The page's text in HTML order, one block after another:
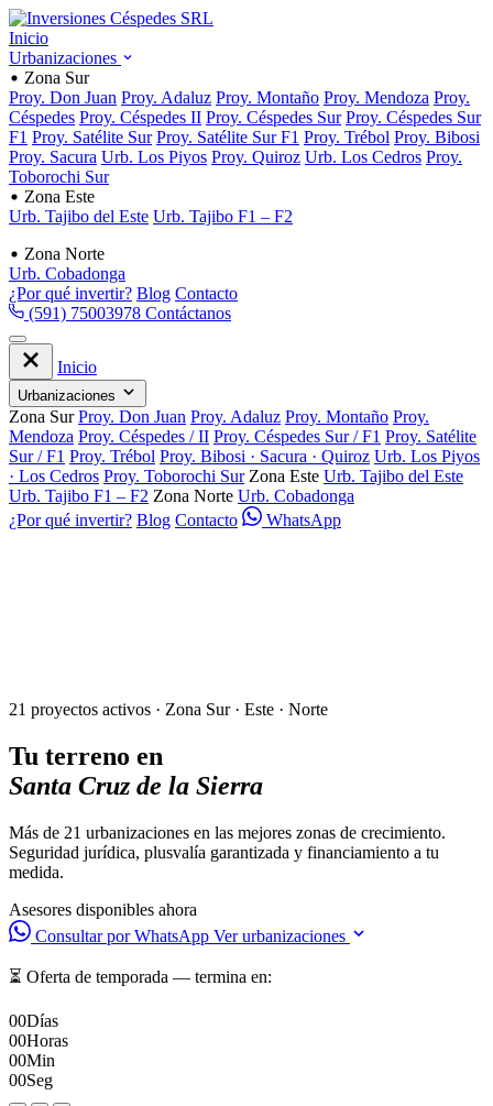
Inicio
Urbanizaciones
Zona Sur
Proy. Don Juan Proy. Adaluz Proy. Montaño Proy. Mendoza Proy.
Céspedes Proy. Céspedes II Proy. Céspedes Sur Proy. Céspedes Sur
F1 Proy. Satélite Sur Proy. Satélite Sur F1 Proy. Trébol Proy. Bibosi
Proy. Sacura Urb. Los Piyos Proy. Quiroz Urb. Los Cedros Proy.
Toborochi Sur
Zona Este
Urb. Tajibo del Este Urb. Tajibo F1 – F2
Zona Norte
Urb. Cobadonga
¿Por qué invertir? Blog Contacto
(591) 75003978 Contáctanos
Inicio
Urbanizaciones
Zona Sur Proy. Don Juan Proy. Adaluz Proy. Montaño Proy.
Mendoza Proy. Céspedes / II Proy. Céspedes Sur / F1 Proy. Satélite
Sur / F1 Proy. Trébol Proy. Bibosi · Sacura · Quiroz Urb. Los Piyos
· Los Cedros Proy. Toborochi Sur Zona Este Urb. Tajibo del Este
Urb. Tajibo F1 – F2 Zona Norte Urb. Cobadonga
¿Por qué invertir? Blog Contacto WhatsApp
21 proyectos activos · Zona Sur · Este · Norte
Tu terreno en
Santa Cruz de la Sierra
Más de 21 urbanizaciones en las mejores zonas de crecimiento.
Seguridad jurídica, plusvalía garantizada y financiamiento a tu
medida.
Asesores disponibles ahora
Consultar por WhatsApp Ver urbanizaciones
⏳ Oferta de temporada — termina en:
00Días
00Horas
00Min
00Seg